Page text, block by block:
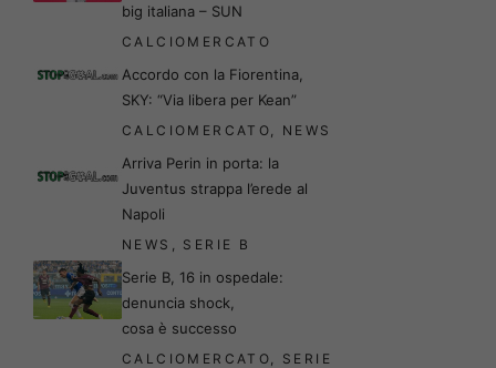
big italiana – SUN
CALCIOMERCATO
Accordo con la Fiorentina,
SKY: “Via libera per Kean”
CALCIOMERCATO NEWS
Arriva Perin in porta: la
Juventus strappa l’erede al
Napoli
NEWS SERIE B
Serie B, 16 in ospedale:
denuncia shock,
cosa è successo
CALCIOMERCATO
SERIE